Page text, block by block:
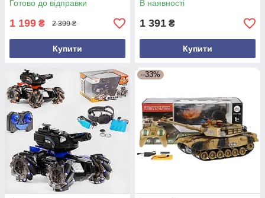
кульками
Готово до відправки
1 199 ₴ 2 399 ₴
Купити
В наявності
1 391 ₴
Купити
–33%